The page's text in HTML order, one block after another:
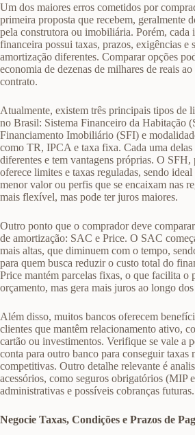
Um dos maiores erros cometidos por
primeira proposta que recebem, geralmente
pela construtora ou imobiliária. Porém, cada
financeira possui taxas, prazos, exigências e
amortização diferentes. Comparar opções
economia de dezenas de milhares de reais
contrato.
Atualmente, existem três principais tipos de
no Brasil: Sistema Financeiro da Habitação
Financiamento Imobiliário (SFI) e
como TR, IPCA e taxa fixa. Cada uma delas
diferentes e tem vantagens próprias. O SFH,
oferece limites e taxas reguladas, sendo
menor valor ou perfis que se encaixam nas
mais flexível, mas pode ter juros maiores.
Outro ponto que o comprador deve
de amortização: SAC e Price. O SAC
mais altas, que diminuem com o tempo,
para quem busca reduzir o custo total do
Price mantém parcelas fixas, o que facilita o
orçamento, mas gera mais juros ao longo dos
Além disso, muitos bancos oferecem
clientes que mantêm relacionamento ativo,
cartão ou investimentos. Verifique se vale a
conta para outro banco para conseguir taxas
competitivas. Outro detalhe relevante é
acessórios, como seguros obrigatórios (MIP
administrativas e possíveis cobranças futuras.
Negocie Taxas, Condições e Prazos de